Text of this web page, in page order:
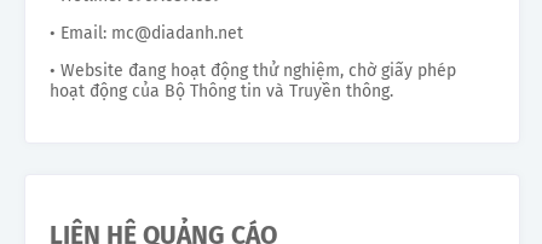
• Email: mc@diadanh.net
• Website đang hoạt động thử nghiệm, chờ giấy phép
hoạt động của Bộ Thông tin và Truyền thông.
LIÊN HỆ QUẢNG CÁO